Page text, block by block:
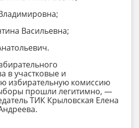
Васильевна;
в участковые и
избирательную комиссию
прошли легитимно, —
ТИК Крыловская Елена